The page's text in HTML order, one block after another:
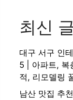
최신
대구 서구 인
5 | 아파트, 복
적, 리모델링
남산 맛집 추